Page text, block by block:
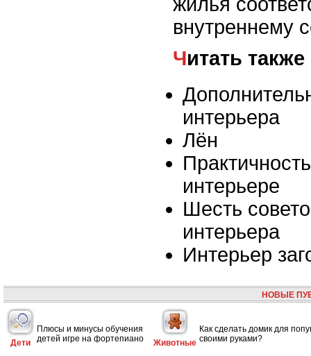
внутреннему
Читать также
интерьера
Лён
интерьере
Шесть
интерьера
Интерьер
НОВЫЕ
Дети
Плюсы и минусы обучения
детей игре на фортепиано
Животные
Как сделать домик для
своими руками?